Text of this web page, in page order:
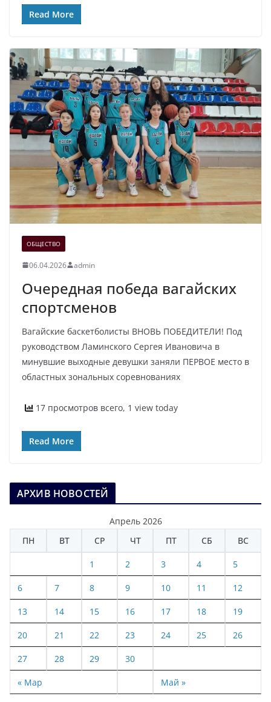
Read More
ОБЩЕСТВО
06.04.2026 admin
Очередная победа вагайских
спортсменов
Вагайские баскетболисты ВНОВЬ ПОБЕДИТЕЛИ! Под
руководством Ламинского Сергея Ивановича в
минувшие выходные девушки заняли ПЕРВОЕ место в
областных зональных соревнованиях
17 просмотров всего, 1 view today
Read More
АРХИВ НОВОСТЕЙ
Апрель 2026
ПН
ВТ СР ЧТ ПТ СБ ВС
« Мар Май »
1 2 3 4 5
6 7 8 9 10 11 12
13 14 15 16 17 18 19
20 21 22 23 24 25 26
27 28 29 30